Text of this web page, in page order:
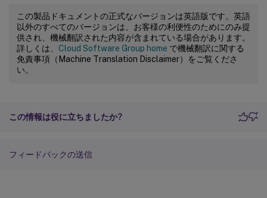
この製品ドキュメントの正式なバージョンは英語版です。英語
以外のすべてのバージョンは、お客様の利便性のためにのみ提
供され、機械翻訳された内容が含まれている場合があります。
詳しくは、 Cloud Software Group home で機械翻訳に関する
免責事項（Machine Translation Disclaimer）をご覧くださ
い。
この情報は役に立ちましたか?
フィードバックの送信